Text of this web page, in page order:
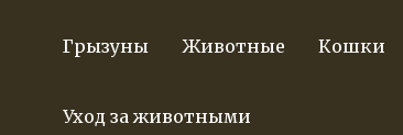
Грызуны Животные Кошки
Уход за животными